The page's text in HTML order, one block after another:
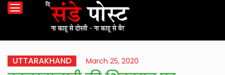
UTTARAKHAND March 25, 2020